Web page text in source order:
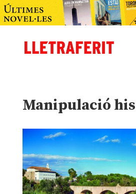
Manipulació